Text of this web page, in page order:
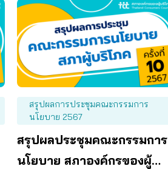
สรุปผลการประชุมคณะกรรมการ
นโยบาย 2567
สรุปผลประชุมคณะกรรมการ
นโยบาย สภาองค์กรของผู้